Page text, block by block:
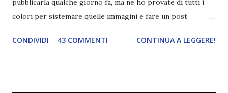
pubblicarla qualche giorno fa, ma ne ho provate di tutti i
colori per sistemare quelle immagini e fare un post
leggere la trama cliccate sulla copertina. Vi ho segnalato
CONDIVIDI 43 COMMENTI CONTINUA A LEGGERE!